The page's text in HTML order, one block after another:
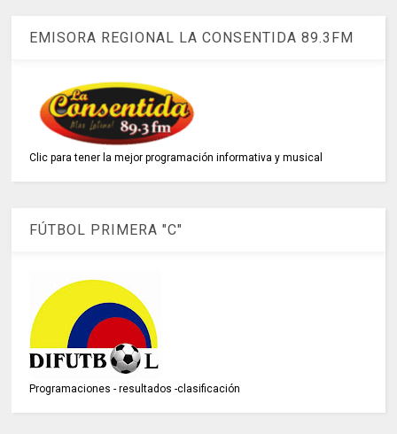
EMISORA REGIONAL LA CONSENTIDA 89.3FM
Clic para tener la mejor programación informativa y musical
FÚTBOL PRIMERA "C"
Programaciones - resultados -clasificación